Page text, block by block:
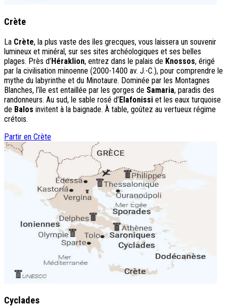
Crète
La Crète, la plus vaste des îles grecques, vous laissera un souvenir
lumineux et minéral, sur ses sites archéologiques et ses belles
plages. Près d’Héraklion, entrez dans le palais de Knossos, érigé
par la civilisation minoenne (2000-1400 av. J.-C.), pour comprendre le
mythe du labyrinthe et du Minotaure. Dominée par les Montagnes
Blanches, l’île est entaillée par les gorges de Samaria, paradis des
randonneurs. Au sud, le sable rosé d’Elafonissi et les eaux turquoise
de Balos invitent à la baignade. À table, goûtez au vertueux régime
crétois.
Partir en Crète
Cyclades